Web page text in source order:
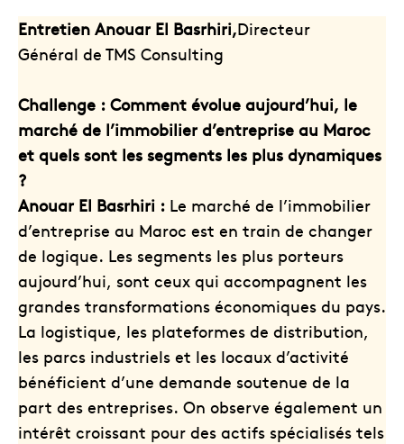
Entretien Anouar El Basrhiri,Directeur
Général de TMS Consulting
Challenge : Comment évolue aujourd’hui, le
marché de l’immobilier d’entreprise au Maroc
et quels sont les segments les plus dynamiques
?
Anouar El Basrhiri : Le marché de l’immobilier
d’entreprise au Maroc est en train de changer
de logique. Les segments les plus porteurs
aujourd’hui, sont ceux qui accompagnent les
grandes transformations économiques du pays.
La logistique, les plateformes de distribution,
les parcs industriels et les locaux d’activité
bénéficient d’une demande soutenue de la
part des entreprises. On observe également un
intérêt croissant pour des actifs spécialisés tels